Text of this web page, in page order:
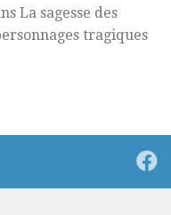
La sagesse des
tragiques